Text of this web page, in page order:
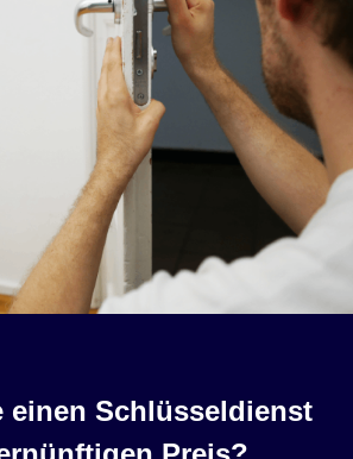
einen Schlüsseldienst